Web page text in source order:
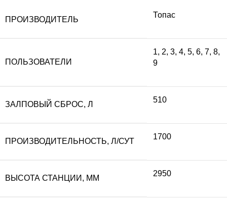
составляла
300 ₽.
ПРОИЗВОДИТЕЛЬ
Топас
ПОЛЬЗОВАТЕЛИ
1, 2, 3, 4, 5, 6, 7, 8,
9
ЗАЛПОВЫЙ СБРОС, Л
510
ПРОИЗВОДИТЕЛЬНОСТЬ, Л/СУТ
1700
ВЫСОТА СТАНЦИИ, ММ
2950